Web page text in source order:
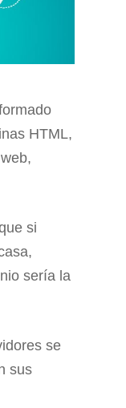
HTML,
si
sería la
se
sus